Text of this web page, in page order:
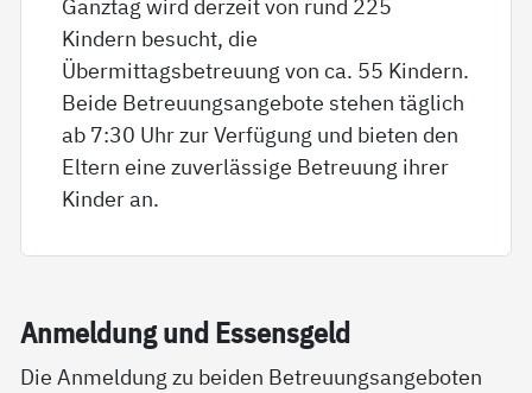
Ganztag wird derzeit von rund 225
Kindern besucht, die
Übermittagsbetreuung von ca. 55 Kindern.
Beide Betreuungsangebote stehen täglich
ab 7:30 Uhr zur Verfügung und bieten den
Eltern eine zuverlässige Betreuung ihrer
Kinder an.
An­mel­dung und Es­sens­geld
Die Anmeldung zu beiden Betreuungsangeboten